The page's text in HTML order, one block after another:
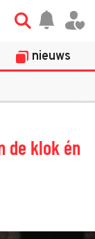
nieuws
de klok én